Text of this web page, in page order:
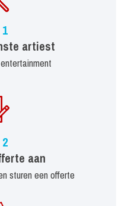
artiest
aan
sturen een offerte